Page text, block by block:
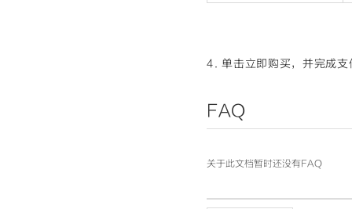
4. 单击立即购买，并完成支
FAQ
关于此文档暂时还没有FAQ